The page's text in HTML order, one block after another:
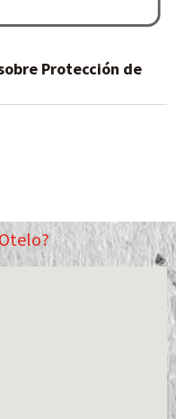
Protección de